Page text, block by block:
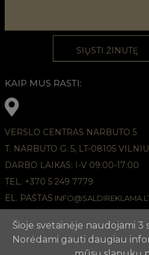
KAIP MUS RASTI:
VERSLO CENTRAS NARBUTO 5
T. NARBUTO G. 5, LT-08105
DARBO LAIKAS: I-V 09:00-17:00
TEL. +370 5 249 7779
EL. PAŠTAS
Šioje svetainėje naudojami
Norėdami gauti daugiau